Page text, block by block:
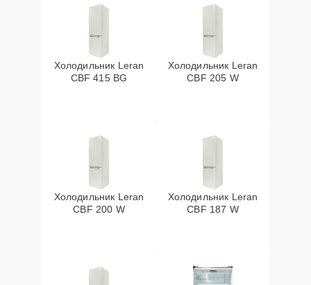
Холодильник Leran
CBF 415 BG
Холодильник Leran
CBF 205 W
Холодильник Leran
CBF 200 W
Холодильник Leran
CBF 187 W